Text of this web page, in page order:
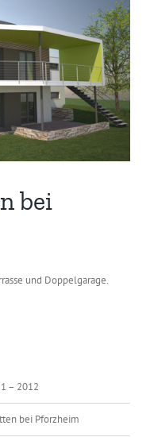
bei
und Doppelgarage.
– 2012
bei Pforzheim